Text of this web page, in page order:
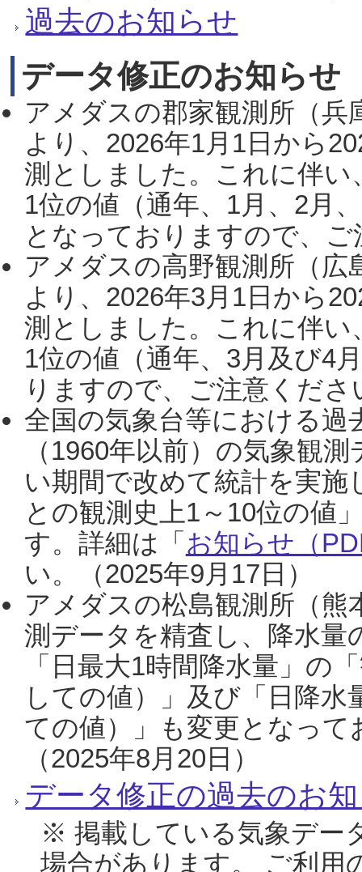
過去のお知らせ
データ修正のお知らせ
アメダスの郡家観測所（
より、2026年1月1日から
測としました。これに伴い
1位の値（通年、1月、2月
となっておりますので、
アメダスの高野観測所（
より、2026年3月1日から
測としました。これに伴い
1位の値（通年、3月及び4
りますので、ご注意くだ
全国の気象台等における過
（1960年以前）の気象観
い期間で改めて統計を実
との観測史上1～10位の値
す。詳細は「 お知らせ（
い。（2025年9月17日）
アメダスの松島観測所（熊
測データを精査し、降水
「日最大1時間降水量」の
しての値）」及び「日降
ての値）」も変更となっ
（2025年8月20日）
データ修正の過去のお
※ 掲載している気象デー
場合があります。 ご利用